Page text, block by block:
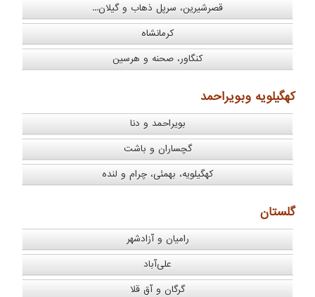
قصرشیرین، سرپل ذهاب و گیلان...
کرمانشاه
کنگاور، صحنه و هرسین
كهگیلویه وبویراحمد
بویراحمد و دنا
گچساران و باشت
کهگیلویه، بهمئی، چرام و لنده
گلستان
رامیان و آزادشهر
علی‌آباد
گرگان و آق قلا